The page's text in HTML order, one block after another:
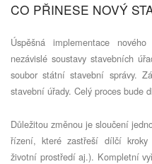
CO PŘINESE NOVÝ
Úspěšná implementace
nezávislé soustavy stavebních
soubor státní stavební správy.
stavební úřady. Celý proces bude
Důležitou změnou je sloučení
řízení, které zastřeší dílčí
životní prostředí aj.). Kompletní